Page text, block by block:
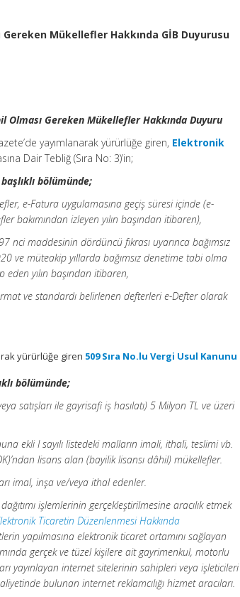
Gereken Mükellefler Hakkında GİB Duyurusu
Gereken Mükellefler Hakkında Duyuru
yayımlanarak yürürlüğe giren, Elektronik
Dair Tebliğ (Sıra No: 3)’in;
bölümünde;
e-Fatura uygulamasına geçiş süresi içinde (e-
bakımından izleyen yılın başından itibaren),
nci maddesinin dördüncü fıkrası uyarınca bağımsız
müteakip yıllarda bağımsız denetime tabi olma
eden yılın başından itibaren,
ve standardı belirlenen defterleri e-Defter olarak
yürürlüğe giren 509 Sıra No.lu Vergi Usul Kanunu
bölümünde;
satışları ile gayrisafi iş hasılatı) 5 Milyon TL ve üzeri
ekli I sayılı listedeki malların imali, ithali, teslimi vb.
lisans alan (bayilik lisansı dâhil) mükellefler.
imal, inşa ve/veya ithal edenler.
işlemlerinin gerçekleştirilmesine aracılık etmek
Ticaretin Düzenlenmesi Hakkında
yapılmasına elektronik ticaret ortamını sağlayan
gerçek ve tüzel kişilere ait gayrimenkul, motorlu
yayınlayan internet sitelerinin sahipleri veya işleticileri
bulunan internet reklamcılığı hizmet aracıları.